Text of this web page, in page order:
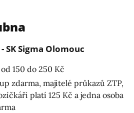
SK Sigma Olomouc
150 do 250 Kč
zdarma, majitelé průkazů ZTP,
platí 125 Kč a jedna osoba